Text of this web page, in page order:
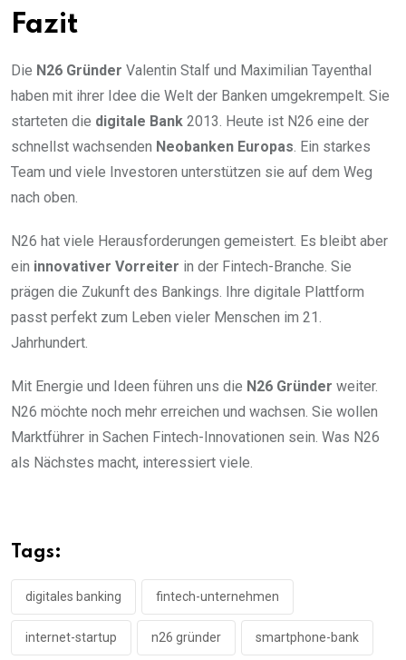
Fazit
Die N26 Gründer Valentin Stalf und Maximilian Tayenthal
haben mit ihrer Idee die Welt der Banken umgekrempelt. Sie
starteten die digitale Bank 2013. Heute ist N26 eine der
schnellst wachsenden Neobanken Europas. Ein starkes
Team und viele Investoren unterstützen sie auf dem Weg
nach oben.
N26 hat viele Herausforderungen gemeistert. Es bleibt aber
ein innovativer Vorreiter in der Fintech-Branche. Sie
prägen die Zukunft des Bankings. Ihre digitale Plattform
passt perfekt zum Leben vieler Menschen im 21.
Jahrhundert.
Mit Energie und Ideen führen uns die N26 Gründer weiter.
N26 möchte noch mehr erreichen und wachsen. Sie wollen
Marktführer in Sachen Fintech-Innovationen sein. Was N26
als Nächstes macht, interessiert viele.
Tags:
digitales banking fintech-unternehmen
internet-startup n26 gründer smartphone-bank